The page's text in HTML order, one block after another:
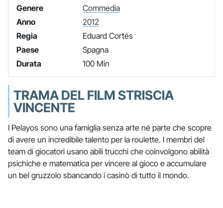
Genere
Commedia
Anno
2012
Regia
Eduard Cortés
Paese
Spagna
Durata
100 Min
TRAMA DEL FILM STRISCIA
VINCENTE
I Pelayos sono una famiglia senza arte né parte che scopre
di avere un incredibile talento per la roulette. I membri del
team di giocatori usano abili trucchi che coinvolgono abilità
psichiche e matematica per vincere al gioco e accumulare
un bel gruzzolo sbancando i casinò di tutto il mondo.